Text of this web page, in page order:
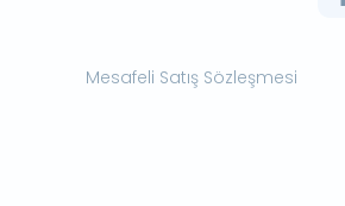
Mesafeli Satış Sözleşmesi